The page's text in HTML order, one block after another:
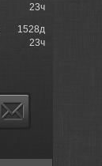
23ч
1528д
23ч